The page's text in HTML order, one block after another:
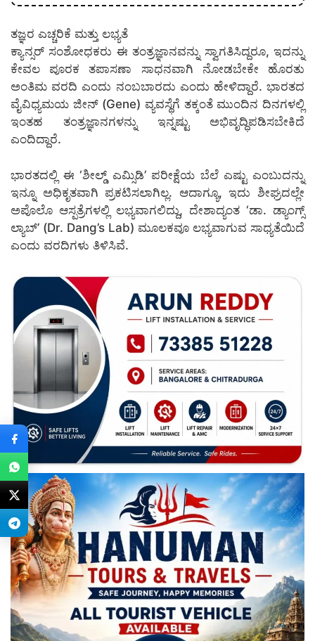
ತಜ್ಞರ ಎಚ್ಚರಿಕೆ ಮತ್ತು ಲಭ್ಯತೆ
ಕ್ಯಾನ್ಸರ್ ಸಂಶೋಧಕರು ಈ ತಂತ್ರಜ್ಞಾನವನ್ನು ಸ್ವಾಗತಿಸಿದ್ದರೂ, ಇದನ್ನು
ಕೇವಲ ಪೂರಕ ತಪಾಸಣಾ ಸಾಧನವಾಗಿ ನೋಡಬೇಕೇ ಹೊರತು
ಅಂತಿಮ ವರದಿ ಎಂದು ನಂಬಬಾರದು ಎಂದು ಹೇಳಿದ್ದಾರೆ. ಭಾರತದ
ವೈವಿಧ್ಯಮಯ ಜೀನ್ (Gene) ವ್ಯವಸ್ಥೆಗೆ ತಕ್ಕಂತೆ ಮುಂದಿನ ದಿನಗಳಲ್ಲಿ
ಇಂತಹ ತಂತ್ರಜ್ಞಾನಗಳನ್ನು ಇನ್ನಷ್ಟು ಅಭಿವೃದ್ಧಿಪಡಿಸಬೇಕಿದೆ
ಎಂದಿದ್ದಾರೆ.
ಭಾರತದಲ್ಲಿ ಈ ‘ಶೀಲ್ಡ್ ಎಮ್ಸಿಡಿ’ ಪರೀಕ್ಷೆಯ ಬೆಲೆ ಎಷ್ಟು ಎಂಬುದನ್ನು
ಇನ್ನೂ ಅಧಿಕೃತವಾಗಿ ಪ್ರಕಟಿಸಲಾಗಿಲ್ಲ. ಆದಾಗ್ಯೂ, ಇದು ಶೀಘ್ರದಲ್ಲೇ
ಅಪೊಲೊ ಆಸ್ಪತ್ರೆಗಳಲ್ಲಿ ಲಭ್ಯವಾಗಲಿದ್ದು, ದೇಶಾದ್ಯಂತ ‘ಡಾ. ಡ್ಯಾಂಗ್ಸ್
ಲ್ಯಾಬ್’ (Dr. Dang’s Lab) ಮೂಲಕವೂ ಲಭ್ಯವಾಗುವ ಸಾಧ್ಯತೆಯಿದೆ
ಎಂದು ವರದಿಗಳು ತಿಳಿಸಿವೆ.